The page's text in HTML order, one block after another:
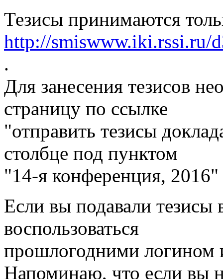
Тезисы принимаются
http://smiswww.iki.rssi.ru/
.
Для занесения тезисов
страницу по ссылке
"отправить тезисы
столбце под пунктом
"14-я конференция, 2016"
Если вы подавали
воспользоваться
прошлогодними логином
Напоминаю, что если вы